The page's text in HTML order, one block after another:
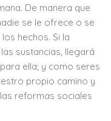
De manera que
se le ofrece o se
hechos. Si la
sustancias, llegará
ella; y como seres
propio camino y
reformas sociales